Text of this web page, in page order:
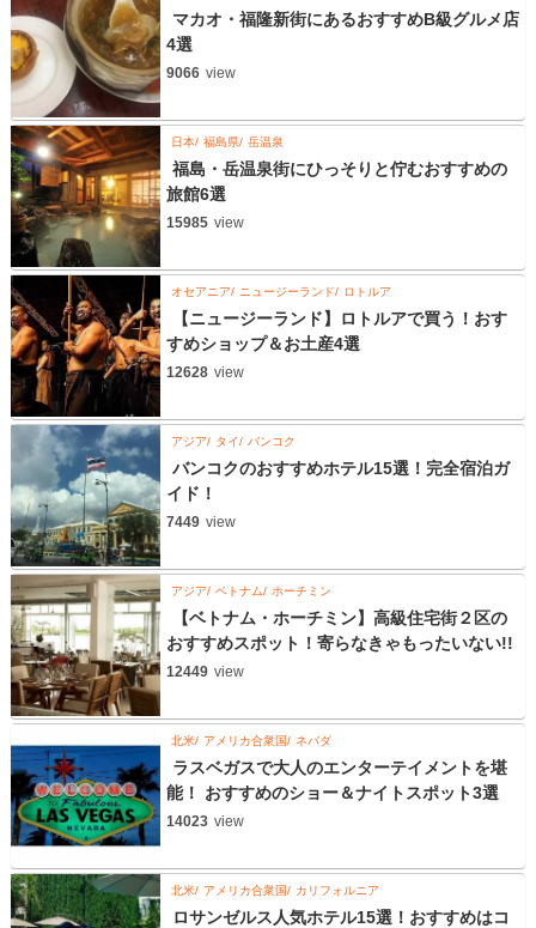
マカオ・福隆新街にあるおすすめB級グルメ店
4選
9066 view
日本 福島県 岳温泉
福島・岳温泉街にひっそりと佇むおすすめの
旅館6選
15985 view
オセアニア ニュージーランド ロトルア
【ニュージーランド】ロトルアで買う！おす
すめショップ＆お土産4選
12628 view
アジア タイ バンコク
バンコクのおすすめホテル15選！完全宿泊ガ
イド！
7449 view
アジア ベトナム ホーチミン
【ベトナム・ホーチミン】高級住宅街２区の
おすすめスポット！寄らなきゃもったいない!!
12449 view
北米 アメリカ合衆国 ネバダ
ラスベガスで大人のエンターテイメントを堪
能！ おすすめのショー＆ナイトスポット3選
14023 view
北米 アメリカ合衆国 カリフォルニア
ロサンゼルス人気ホテル15選！おすすめはコ